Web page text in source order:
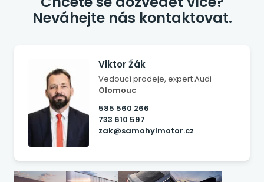
Neváhejte nás kontaktovat.
Viktor Žák
Vedoucí prodeje, expert Audi
Olomouc
585 560 266
733 610 597
zak@samohylmotor.cz